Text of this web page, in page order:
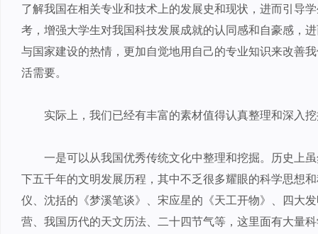
了解我国在相关专业和技术上的发展史和现状，进而引导
考，增强大学生对我国科技发展成就的认同感和自豪感，
与国家建设的热情，更加自觉地用自己的专业知识来改善
活需要。
实际上，我们已经有丰富的素材值得认真整理和深入
一是可以从我国优秀传统文化中整理和挖掘。历史上
下五千年的文明发展历程，其中不乏很多耀眼的科学思想
仪、沈括的《梦溪笔谈》、宋应星的《天工开物》、四大
营、我国历代的天文历法、二十四节气等，这里面有大量